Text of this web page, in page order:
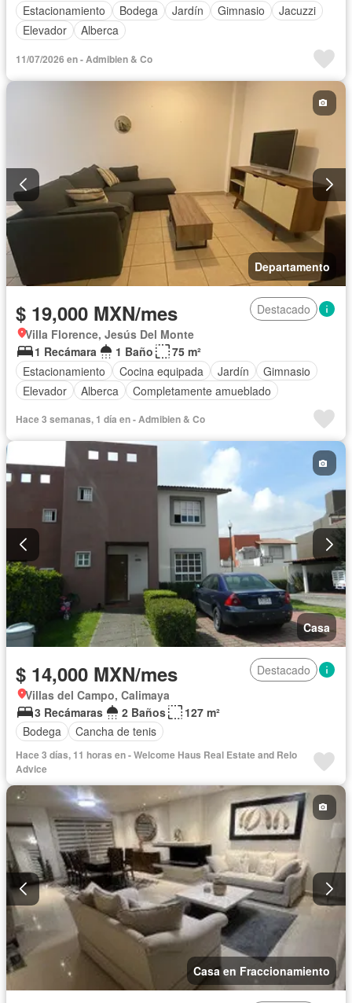
Estacionamiento
Bodega Jardín Gimnasio
Jacuzzi
Elevador
Alberca
11/07/2026 en - Admibien & Co
Departamento
$ 19,000 MXN/mes
Destacado
Villa Florence, Jesús Del Monte
1 Recámara
1 Baño
75 m²
Estacionamiento
Cocina equipada Jardín
Gimnasio
Elevador
Alberca Completamente amueblado
Hace 3 semanas, 1 día en - Admibien & Co
Casa
$ 14,000 MXN/mes
Destacado
Villas del Campo, Calimaya
3 Recámaras
2 Baños
127 m²
Bodega
Cancha de tenis
Hace 3 días, 11 horas en - Welcome Haus Real Estate and Relo
Advice
Casa en Fraccionamiento